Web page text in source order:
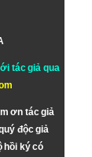
tác giả qua
ơn tác giả
độc giả
hồi ký có